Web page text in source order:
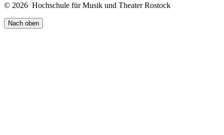
© 2026 Hochschule für Musik und Theater Rostock
Nach oben